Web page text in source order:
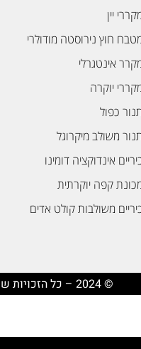
יין
חוץ נירוסטה מודולרי
אינטגרלי
יוקרה
כפול
משולב מיקרוגל
אינדוקציה דומינו
קפה יוקרתית
משולבות קולט אדים
© 2024 – כל הזכויות שמורות ל-